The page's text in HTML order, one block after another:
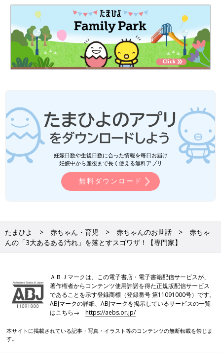
妊娠日数や生後日数に合った情報を毎日お届け
妊娠中から産後まで長く使える無料アプリ
無料ダウンロード
たまひよ 赤ちゃん・育児 赤ちゃんのお世話
赤ちゃ
んの「3大あるある汚れ」を落とすスゴワザ！【専門家】
ＡＢＪマークは、この電子書店・電子書籍配信サービスが、
著作権者からコンテンツ使用許諾を得た正規版配信サービス
であることを示す登録商標（登録番号 第11091000号）です。
ABJマークの詳細、ABJマークを掲示しているサービスの一覧
はこちら→https://aebs.or.jp/
本サイトに掲載されている記事・写真・イラスト等のコンテンツの無断転載を禁じま
す。